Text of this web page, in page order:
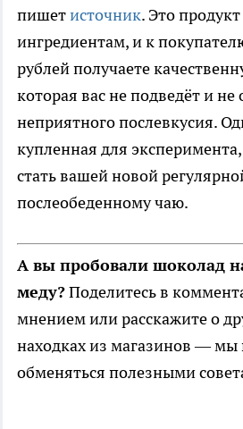
пишетисточник. Это
ингредиентам, и к
рублей получаете
которая вас не подведёт и не
неприятного послевкусия.
купленная для
стать вашей новой
послеобеденному чаю.
А вы пробовали шоколад
меду?Поделитесь в
мнением или расскажите о
находках из магазинов — мы
обменяться полезными